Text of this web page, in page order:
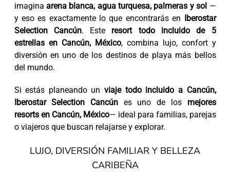
imagina arena blanca, agua turquesa, palmeras y sol —
y eso es exactamente lo que encontrarás en Iberostar
Selection Cancún. Este resort todo incluido de 5
estrellas en Cancún, México, combina lujo, confort y
diversión en uno de los destinos de playa más bellos
del mundo.
Si estás planeando un viaje todo incluido a Cancún,
Iberostar Selection Cancúnes uno de los mejores
resorts en Cancún, México— ideal para familias, parejas
o viajeros que buscan relajarse y explorar.
LUJO, DIVERSIÓN FAMILIAR Y BELLEZA
CARIBEÑA